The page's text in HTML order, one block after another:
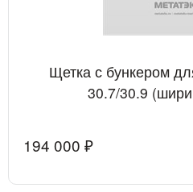
Щетка с бункером
30.7/30.9
194 000 ₽